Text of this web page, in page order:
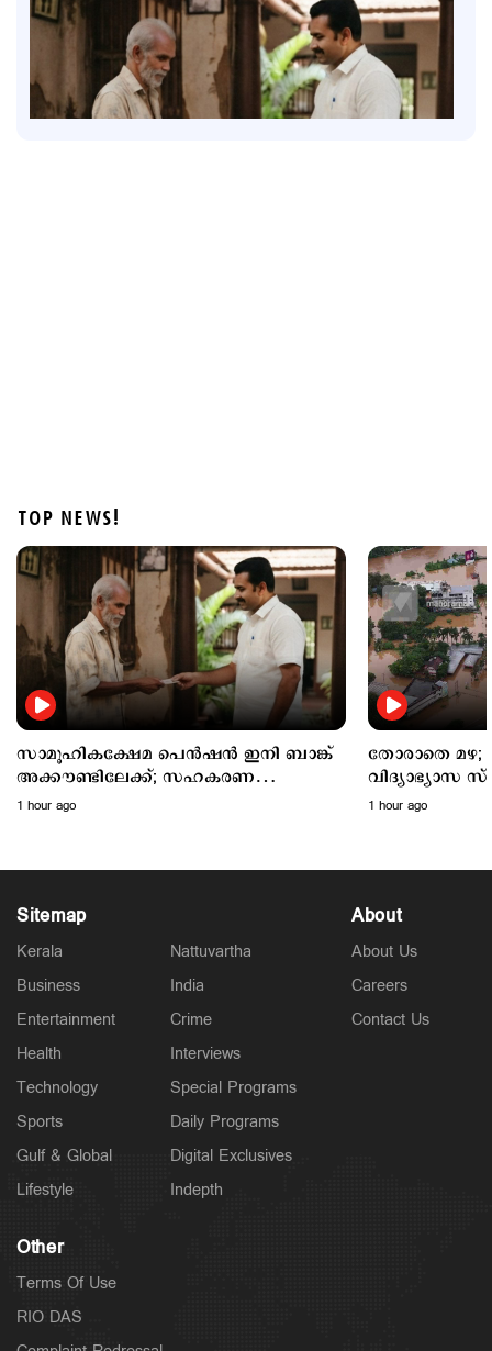
പത്തനംതിട്ട ജില്ലയില്‍ നാളെ അവധി; 3 ജില്ലകളില്‍
തീവ്രമഴ മുന്നറിയിപ്പ്
2 hours ago
പ്രളയ രക്ഷാപ്രവർത്തിന് ഉപയോഗിച്ച വാഹനത്തിന്
7000 രൂപ പിഴ ചുമത്തി; പിന്നാലെ ഇടപെട്ട് മുഖ്യമന്ത്രി
TOP NEWS!
സാമൂഹികക്ഷേമ പെൻഷൻ ഇനി ബാങ്ക്
അക്കൗണ്ടിലേക്ക്; സഹകരണ
ബാങ്കുകളെ ഒഴിവാക്കി
1 hour ago
തോരാതെ മഴ; അഞ്ച്
വിദ്യാഭ്യാസ
അവധി
1 hour ago
Sitemap
Kerala
Business
Entertainment
Health
Technology
Sports
Gulf & Global
Lifestyle
Nattuvartha
India
Crime
Interviews
Special Programs
Daily Programs
Digital Exclusives
Indepth
About
About Us
Careers
Contact Us
Other
Terms Of Use
RIO DAS